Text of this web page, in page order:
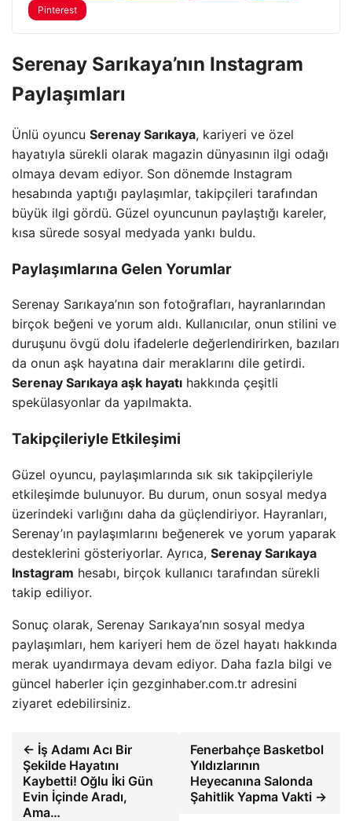
Pinterest
Serenay Sarıkaya’nın Instagram
Paylaşımları
Ünlü oyuncu Serenay Sarıkaya, kariyeri ve özel
hayatıyla sürekli olarak magazin dünyasının ilgi odağı
olmaya devam ediyor. Son dönemde Instagram
hesabında yaptığı paylaşımlar, takipçileri tarafından
büyük ilgi gördü. Güzel oyuncunun paylaştığı kareler,
kısa sürede sosyal medyada yankı buldu.
Paylaşımlarına Gelen Yorumlar
Serenay Sarıkaya’nın son fotoğrafları, hayranlarından
birçok beğeni ve yorum aldı. Kullanıcılar, onun stilini ve
duruşunu övgü dolu ifadelerle değerlendirirken, bazıları
da onun aşk hayatına dair meraklarını dile getirdi.
Serenay Sarıkaya aşk hayatı hakkında çeşitli
spekülasyonlar da yapılmakta.
Takipçileriyle Etkileşimi
Güzel oyuncu, paylaşımlarında sık sık takipçileriyle
etkileşimde bulunuyor. Bu durum, onun sosyal medya
üzerindeki varlığını daha da güçlendiriyor. Hayranları,
Serenay’ın paylaşımlarını beğenerek ve yorum yaparak
desteklerini gösteriyorlar. Ayrıca, Serenay Sarıkaya
Instagram hesabı, birçok kullanıcı tarafından sürekli
takip ediliyor.
Sonuç olarak, Serenay Sarıkaya’nın sosyal medya
paylaşımları, hem kariyeri hem de özel hayatı hakkında
merak uyandırmaya devam ediyor. Daha fazla bilgi ve
güncel haberler için gezginhaber.com.tr adresini
ziyaret edebilirsiniz.
← İş Adamı Acı Bir
Şekilde Hayatını
Kaybetti! Oğlu İki Gün
Evin İçinde Aradı,
Ama…
Fenerbahçe Basketbol
Yıldızlarının
Heyecanına Salonda
Şahitlik Yapma Vakti →